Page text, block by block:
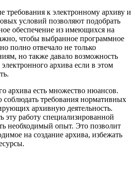
требования к электронному архиву и
условий позволяют подобрать
обеспечение из имеющихся на
чтобы выбранное программное
полно отвечало не только
но также давало возможность
архива если в этом
архива есть множество нюансов.
соблюдать требования нормативных
архивную деятельность.
эту работу специализированной
необходимый опыт. Это позволит
на создание архива, избежать